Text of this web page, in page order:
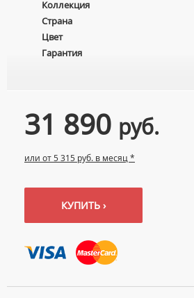
Коллекция
Страна
Цвет
Гарантия
31 890 руб.
или от 5 315 руб. в месяц *
КУПИТЬ ›
ПЬЕДЕСТАЛЫ ДЛЯ УМЫВАЛЬНИКОВ
ПОЛУПЬЕДЕСТАЛЫ ДЛЯ УМЫВАЛЬНИКОВ